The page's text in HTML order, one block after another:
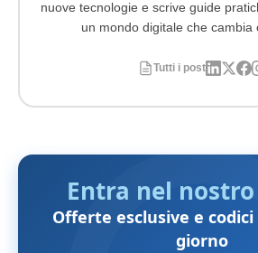
nuove tecnologie e scrive guide
un mondo digitale che cambia
Tutti i post
Entra nel
Offerte esclusive e
giorno